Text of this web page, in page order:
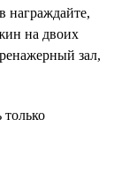
награждайте,
на двоих
зал,